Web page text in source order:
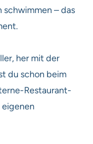
schwimmen – das
her mit der
du schon beim
Restaurant-